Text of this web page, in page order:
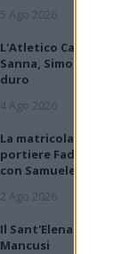
5 Ago 2026
L'Atletico Cagliari di
Sanna, Simoni e
duro
4 Ago 2026
La matricola Macomer
portiere Fadda, altro
con Samuele Pinna
2 Ago 2026
Il Sant'Elena si
Mancusi